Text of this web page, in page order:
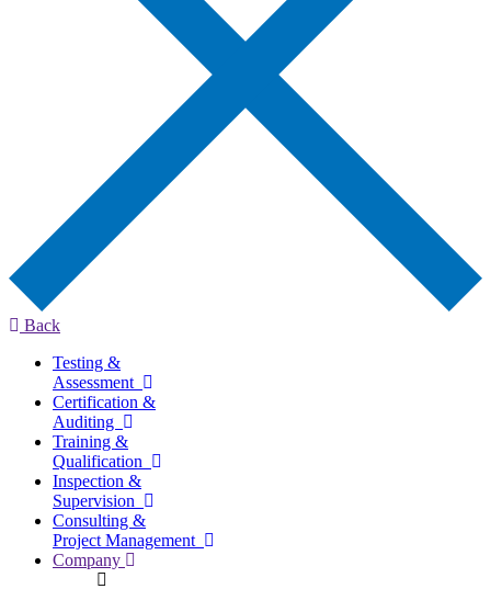
Back
Testing &
Assessment
Certification &
Auditing
Training &
Qualification
Inspection &
Supervision
Consulting &
Project Management
Company